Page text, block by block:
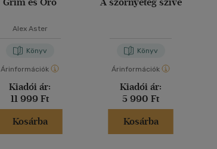
Alex Aster
Könyv
Árinformációk
Kiadói ár:
11 999 Ft
Kosárba
Könyv
Árinformációk
Kiadói ár:
5 990 Ft
Kosárba